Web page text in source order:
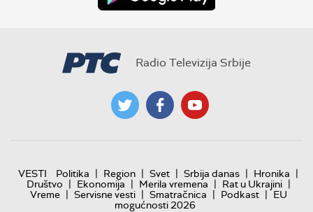
Radio Televizija Srbije
VESTI Politika | Region | Svet | Srbija danas | Hronika |
Društvo | Ekonomija | Merila vremena | Rat u Ukrajini |
Vreme | Servisne vesti | Smatračnica | Podkast | EU
mogućnosti 2026